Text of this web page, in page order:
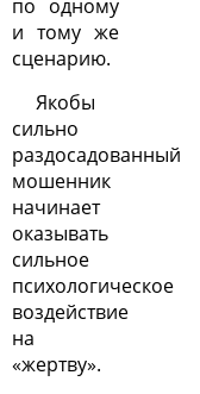
по одному
и тому же
сценарию.
Якобы
сильно
раздосадованный
мошенник
начинает
оказывать
сильное
психологическое
воздействие
на
«жертву».